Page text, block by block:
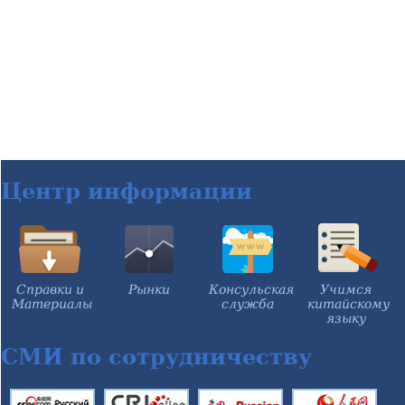
Центр информации
Справки и
Материалы
Рынки
Консульская
служба
Учимся
китайскому
языку
СМИ по сотрудничеству